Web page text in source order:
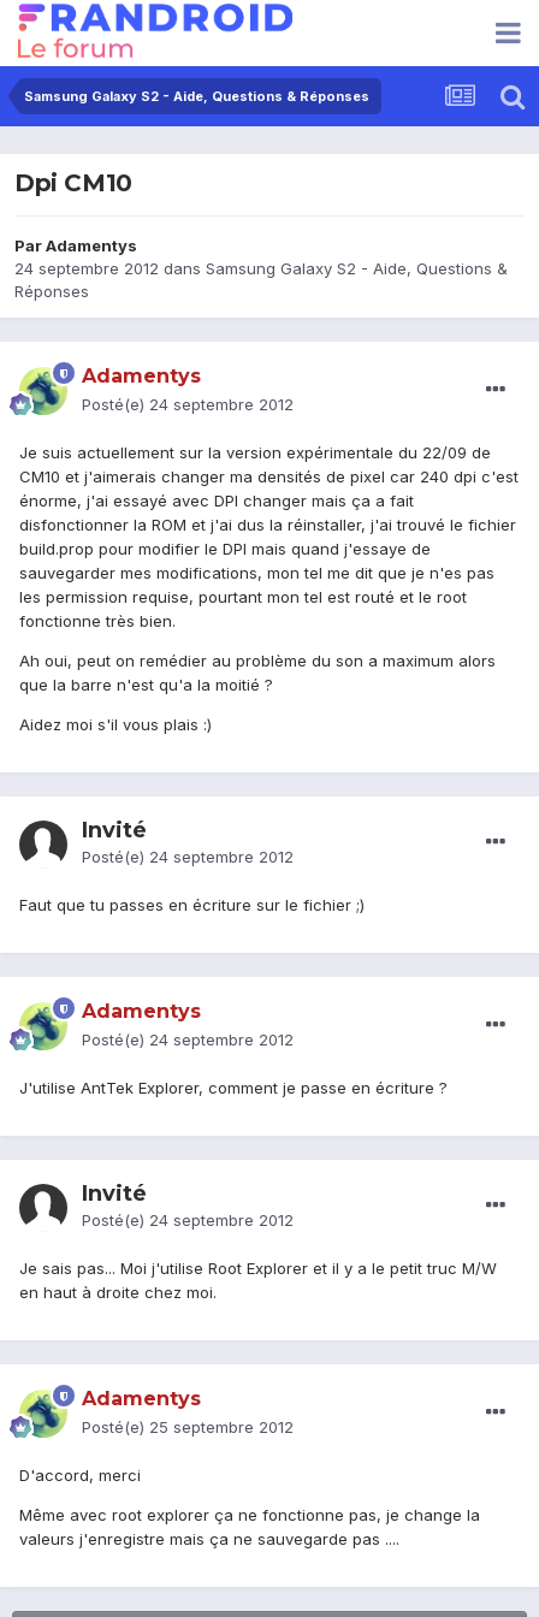
Samsung Galaxy S2 - Aide, Questions & Réponses
Dpi CM10
ParAdamentys
24 septembre 2012 dans Samsung Galaxy S2 - Aide, Questions &
Réponses
Adamentys
Posté(e) 24 septembre 2012
Je suis actuellement sur la version expérimentale du 22/09 de
CM10 et j'aimerais changer ma densités de pixel car 240 dpi c'est
énorme, j'ai essayé avec DPI changer mais ça a fait
disfonctionner la ROM et j'ai dus la réinstaller, j'ai trouvé le fichier
build.prop pour modifier le DPI mais quand j'essaye de
sauvegarder mes modifications, mon tel me dit que je n'es pas
les permission requise, pourtant mon tel est routé et le root
fonctionne très bien.
Ah oui, peut on remédier au problème du son a maximum alors
que la barre n'est qu'a la moitié ?
Aidez moi s'il vous plais :)
Invité
Posté(e) 24 septembre 2012
Faut que tu passes en écriture sur le fichier ;)
Adamentys
Posté(e) 24 septembre 2012
J'utilise AntTek Explorer, comment je passe en écriture ?
Invité
Posté(e) 24 septembre 2012
Je sais pas... Moi j'utilise Root Explorer et il y a le petit truc M/W
en haut à droite chez moi.
Adamentys
Posté(e) 25 septembre 2012
D'accord, merci
Même avec root explorer ça ne fonctionne pas, je change la
valeurs j'enregistre mais ça ne sauvegarde pas ....